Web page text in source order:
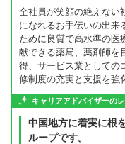
全社員が笑顔の絶えない
になれるお手伝いの出来
ために良質で高水準の医
献できる薬局、薬剤師を
得、サービス業としての
修制度の充実と支援を強
キャリアアドバイザーの
中国地方に着実に根
ループです。